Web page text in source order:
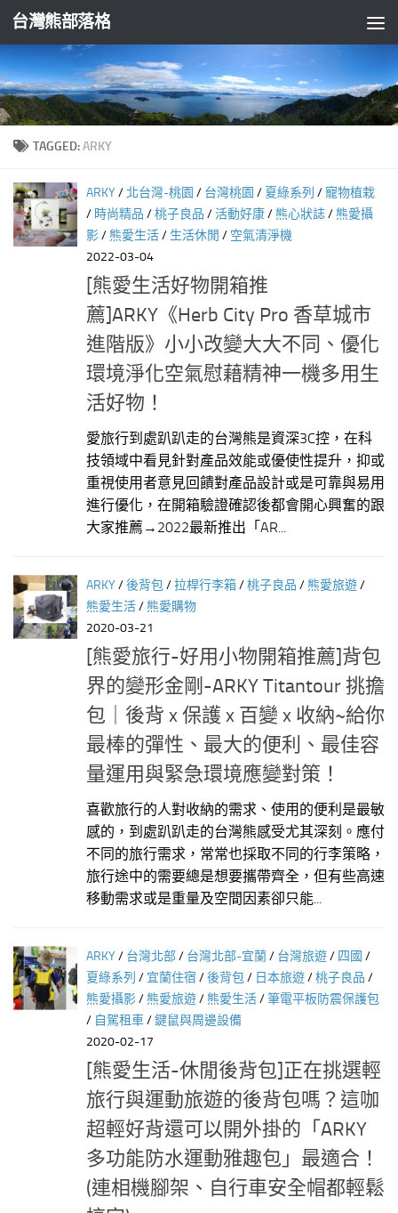
Skip to content
台灣熊部落格
TAGGED:ARKY
ARKY/ 北台灣-桃園 / 台灣桃園 / 夏綠系列 /寵物植栽
/ 時尚精品 /桃子良品 /活動好康/ 熊心狀誌/ 熊愛攝
影/ 熊愛生活/ 生活休閒 / 空氣清淨機
2022-03-04
[熊愛生活好物開箱推
薦]ARKY《Herb City Pro 香草城市
進階版》小小改變大大不同、優化
環境淨化空氣慰藉精神一機多用生
活好物！
愛旅行到處趴趴走的台灣熊是資深3C控，在科
技領域中看見針對產品效能或優使性提升，抑或
重視使用者意見回饋對產品設計或是可靠與易用
進行優化，在開箱驗證確認後都會開心興奮的跟
大家推薦→2022最新推出「AR...
ARKY/後背包/拉桿行李箱/桃子良品 / 熊愛旅遊/
熊愛生活/ 熊愛購物
2020-03-21
[熊愛旅行-好用小物開箱推薦]背包
界的變形金剛-ARKY Titantour 挑擔
包｜後背 x 保護 x 百變 x 收納~給你
最棒的彈性、最大的便利、最佳容
量運用與緊急環境應變對策！
喜歡旅行的人對收納的需求、使用的便利是最敏
感的，到處趴趴走的台灣熊感受尤其深刻。應付
不同的旅行需求，常常也採取不同的行李策略，
旅行途中的需要總是想要攜帶齊全，但有些高速
移動需求或是重量及空間因素卻只能...
ARKY/ 台灣北部 / 台灣北部-宜蘭/ 台灣旅遊/ 四國 /
夏綠系列 / 宜蘭住宿 /後背包/ 日本旅遊/桃子良品 /
熊愛攝影/ 熊愛旅遊/ 熊愛生活/筆電平板防震保護包
/ 自駕租車/鍵鼠與周邊設備
2020-02-17
[熊愛生活-休閒後背包]正在挑選輕
旅行與運動旅遊的後背包嗎？這咖
超輕好背還可以開外掛的「ARKY
多功能防水運動雅趣包」最適合！
(連相機腳架、自行車安全帽都輕鬆